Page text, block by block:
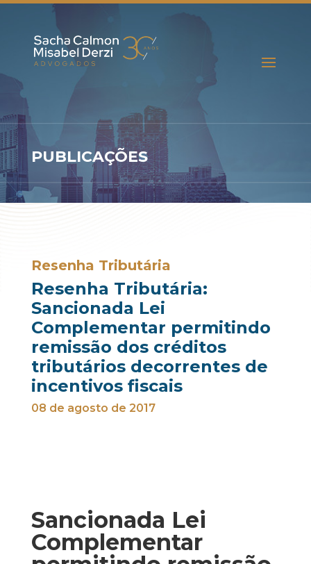
PUBLICAÇÕES
Resenha Tributária
Resenha Tributária:
Sancionada Lei
Complementar permitindo
remissão dos créditos
tributários decorrentes de
incentivos fiscais
08 de agosto de 2017
Sancionada Lei
Complementar